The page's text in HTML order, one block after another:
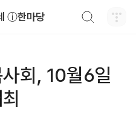
ⓘ한마당
회, 10월6일